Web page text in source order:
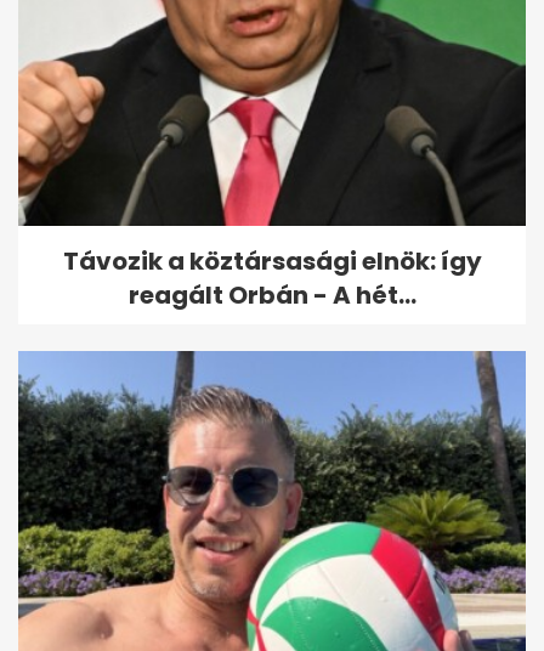
Szoboszlai Dominik
hivatalosan is a Liverpool
játékosa lett
Távozik a köztársasági elnök: így
reagált Orbán - A hét...